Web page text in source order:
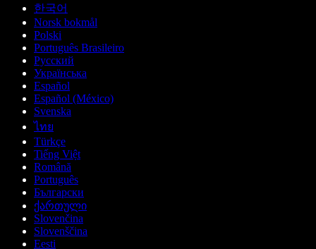
한국어
Norsk bokmål
Polski
Português Brasileiro
Русский
Українська
Español
Español (México)
Svenska
ไทย
Türkçe
Tiếng Việt
Română
Português
Български
ქართული
Slovenčina
Slovenščina
Eesti